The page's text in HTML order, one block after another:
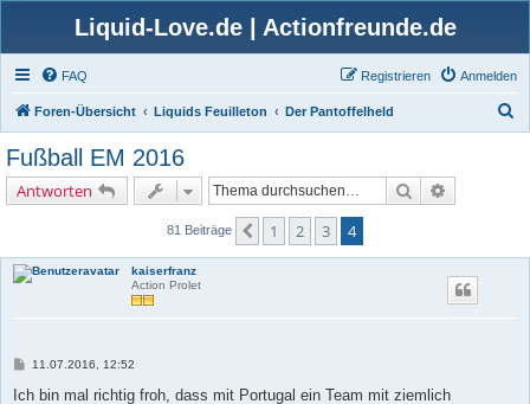
Liquid-Love.de | Actionfreunde.de
FAQ Anmelden
Registrieren
Foren-Übersicht Liquids Feuilleton Der Pantoffelheld
Fußball EM 2016
Antworten Suche
81 Beiträge Vorherige
1 2 3 4
kaiserfranz
Action Prolet
B
i
11.07.2016, 12:52
Ich bin mal richtig froh, dass mit Portugal ein Team mit ziemlich